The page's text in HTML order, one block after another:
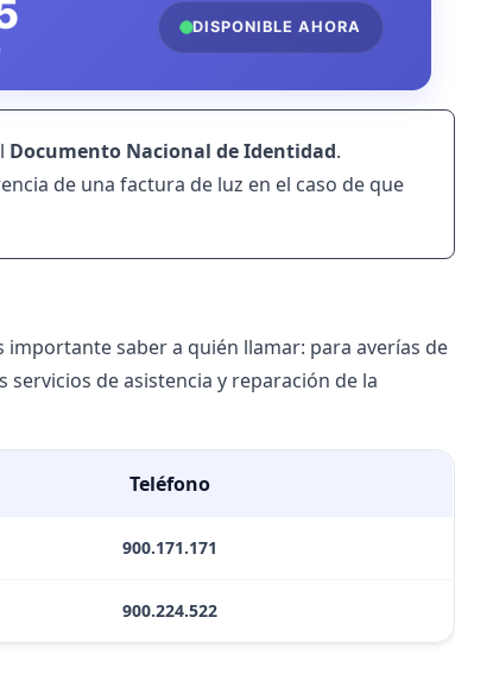
DISPONIBLE AHORA
Documento Nacional de Identidad.
de una factura de luz en el caso de que
saber a quién llamar: para averías de
de asistencia y reparación de la
Teléfono
900.171.171
900.224.522